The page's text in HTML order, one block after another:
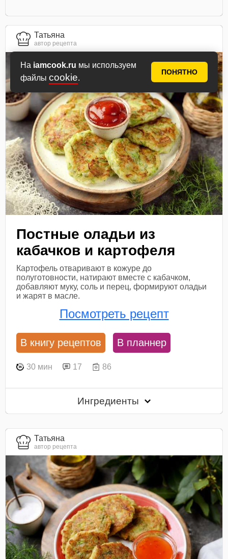
На iamcook.ru мы используем
файлы cookie.
ПОНЯТНО
Татьяна
автор рецепта
Постные оладьи из
кабачков и картофеля
Картофель отваривают в кожуре до
полуготовности, натирают вместе с кабачком,
добавляют муку, соль и перец, формируют оладьи
и жарят в масле.
Посмотреть рецепт
В книгу рецептов В планнер
30 мин 17 86
Ингредиенты
Татьяна
автор рецепта